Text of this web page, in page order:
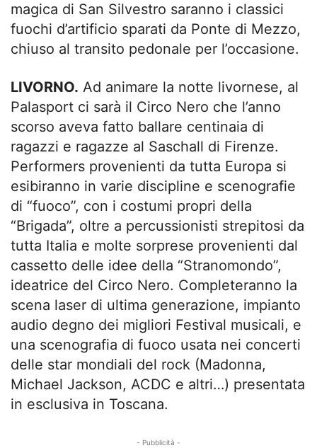
magica di San Silvestro saranno i classici
fuochi d’artificio sparati da Ponte di Mezzo,
chiuso al transito pedonale per l’occasione.
LIVORNO. Ad animare la notte livornese, al
Palasport ci sarà il Circo Nero che l’anno
scorso aveva fatto ballare centinaia di
ragazzi e ragazze al Saschall di Firenze.
Performers provenienti da tutta Europa si
esibiranno in varie discipline e scenografie
di “fuoco”, con i costumi propri della
“Brigada”, oltre a percussionisti strepitosi da
tutta Italia e molte sorprese provenienti dal
cassetto delle idee della “Stranomondo”,
ideatrice del Circo Nero. Completeranno la
scena laser di ultima generazione, impianto
audio degno dei migliori Festival musicali, e
una scenografia di fuoco usata nei concerti
delle star mondiali del rock (Madonna,
Michael Jackson, ACDC e altri…) presentata
in esclusiva in Toscana.
- Pubblicità -